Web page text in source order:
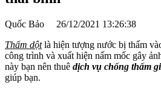
Quốc Bảo 26/12/2021 13:26:38
Thấm dộtlà hiện tượng nước bị thấm
công trình và xuất hiện nấm mốc gây
này bạn nên thuê dịch vụ chống thấm
giúp bạn.